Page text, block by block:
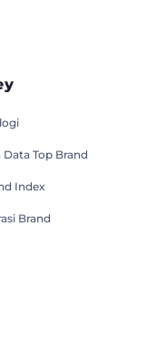
Data Top Brand
Index
Brand